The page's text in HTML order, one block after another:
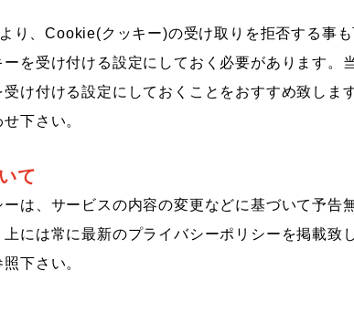
り、Cookie(クッキー)の受け取りを拒否する事も
を受け付ける設定にしておく必要があります。
け付ける設定にしておくことをおすすめ致しま
下さい。
て
は、サービスの内容の変更などに基づいて予告
には常に最新のプライバシーポリシーを掲載致
下さい。